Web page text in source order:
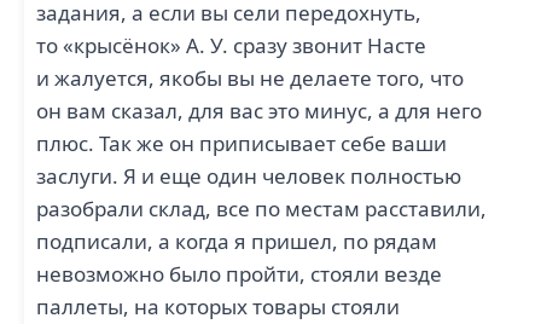
задания, а если вы сели передохнуть,
то «крысёнок» А. У. сразу звонит Насте
и жалуется, якобы вы не делаете того, что
он вам сказал, для вас это минус, а для него
плюс. Так же он приписывает себе ваши
заслуги. Я и еще один человек полностью
разобрали склад, все по местам расставили,
подписали, а когда я пришел, по рядам
невозможно было пройти, стояли везде
паллеты, на которых товары стояли